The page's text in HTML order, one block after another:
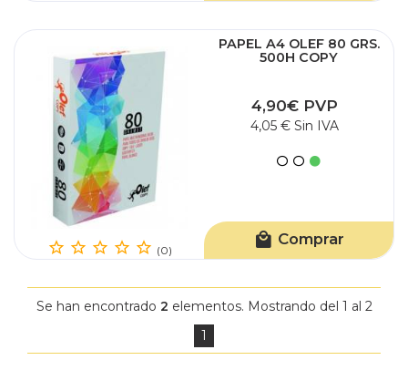
(0)
PAPEL A4 OLEF 80 GRS.
500H COPY
4,90€ PVP
4,05 € Sin IVA
Comprar
Se han encontrado 2 elementos. Mostrando del 1 al 2
1